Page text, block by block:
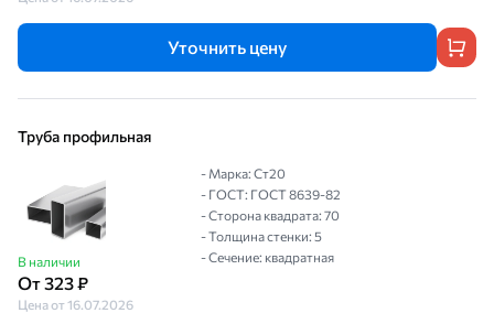
Уточнить цену
Труба профильная
В наличии
От 323 ₽
Цена от 16.07.2026
- Марка: Ст20
- ГОСТ: ГОСТ 8639-82
- Сторона квадрата: 70
- Толщина стенки: 5
- Сечение: квадратная